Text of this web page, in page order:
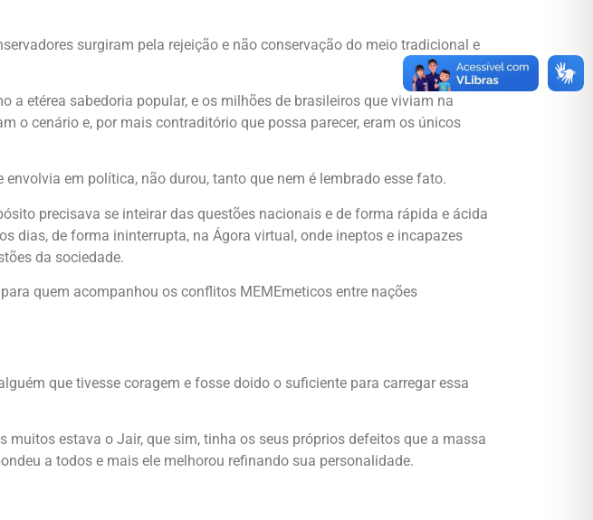
surgiram pela rejeição e não conservação do meio tradicional e
a etérea sabedoria popular, e os milhões de brasileiros que viviam na
o cenário e, por mais contraditório que possa parecer, eram os únicos
envolvia em política, não durou, tanto que nem é lembrado esse fato.
precisava se inteirar das questões nacionais e de forma rápida e ácida
dias, de forma ininterrupta, na Ágora virtual, onde ineptos e incapazes
da sociedade.
quem acompanhou os conflitos MEMEmeticos entre nações
que tivesse coragem e fosse doido o suficiente para carregar essa
muitos estava o Jair, que sim, tinha os seus próprios defeitos que a massa
a todos e mais ele melhorou refinando sua personalidade.